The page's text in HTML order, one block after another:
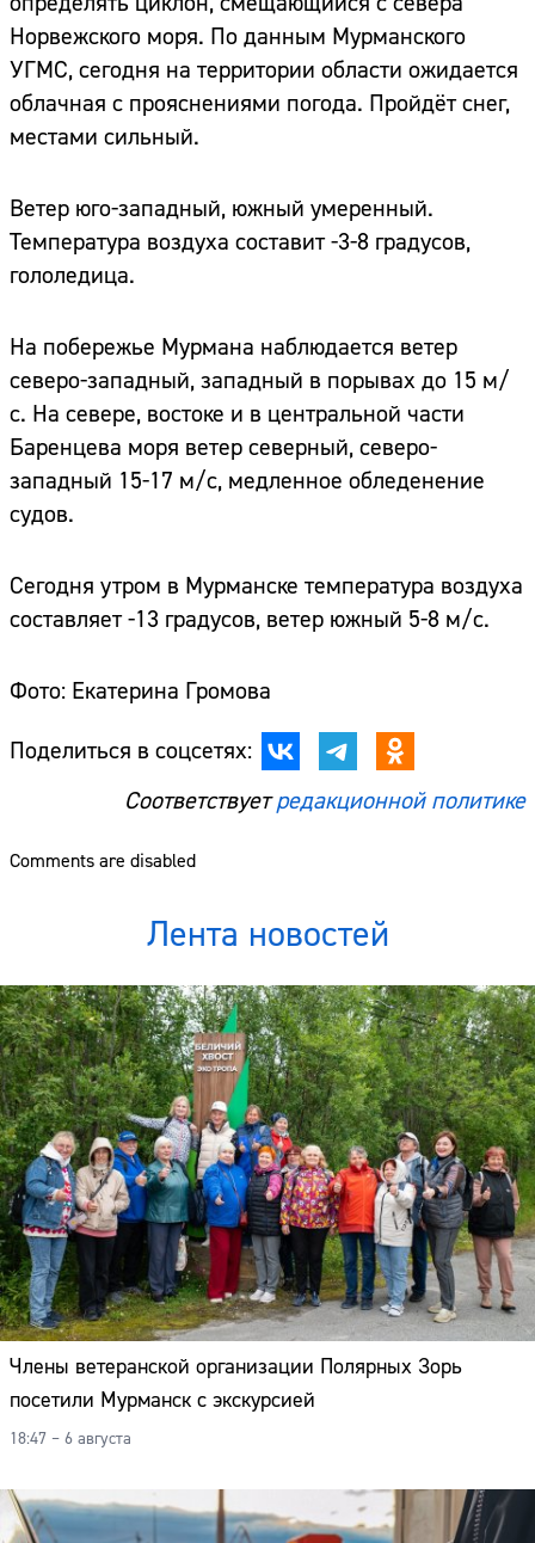
Норвежского моря. По данным Мурманского
УГМС, сегодня на территории области ожидается
облачная с прояснениями погода. Пройдёт снег,
местами сильный.
Ветер юго-западный, южный умеренный.
Температура воздуха составит -3-8 градусов,
гололедица.
На побережье Мурмана наблюдается ветер
северо-западный, западный в порывах до 15 м/
с. На севере, востоке и в центральной части
Баренцева моря ветер северный, северо-
западный 15-17 м/с, медленное обледенение
судов.
Сегодня утром в Мурманске температура воздуха
составляет -13 градусов, ветер южный 5-8 м/с.
Фото: Екатерина Громова
Поделиться в соцсетях:
Соответствуетредакционной политике
Comments are disabled
Лента новостей
Члены ветеранской организации Полярных Зорь
посетили Мурманск с экскурсией
18:47 – 6 августа